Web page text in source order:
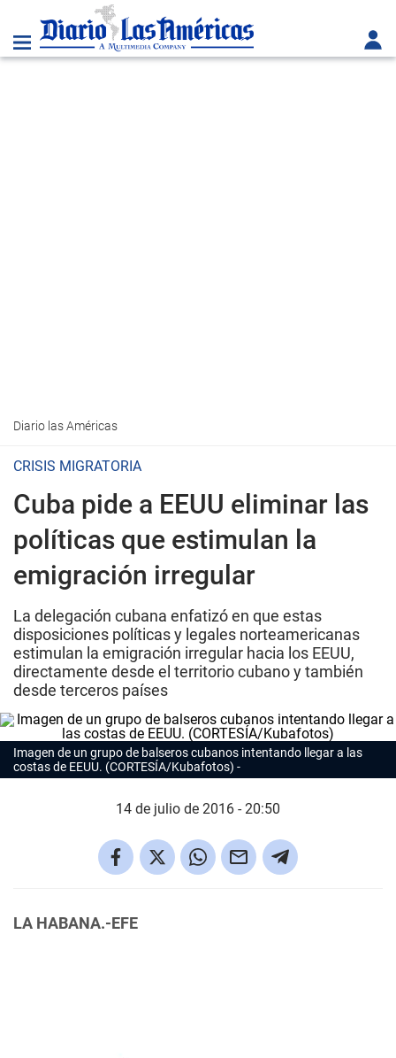
Diario las Américas
CRISIS MIGRATORIA
Cuba pide a EEUU eliminar las
políticas que estimulan la
emigración irregular
La delegación cubana enfatizó en que estas
disposiciones políticas y legales norteamericanas
estimulan la emigración irregular hacia los EEUU,
directamente desde el territorio cubano y también
desde terceros países
Imagen de un grupo de balseros cubanos intentando llegar a las
costas de EEUU. (CORTESÍA/Kubafotos)
14 de julio de 2016 - 20:50
LA HABANA.-EFE